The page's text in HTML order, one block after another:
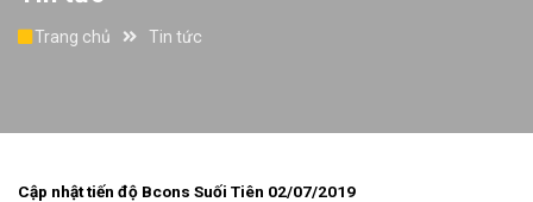
Trang chủ Tin tức
Cập nhật tiến độ Bcons Suối Tiên 02/07/2019